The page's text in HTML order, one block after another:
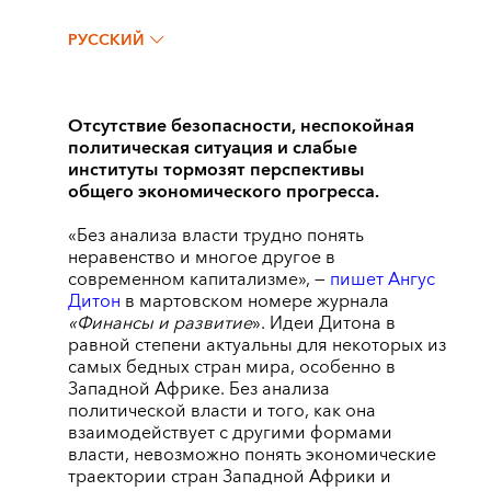
РУССКИЙ
Отсутствие безопасности, неспокойная
политическая ситуация и слабые
институты тормозят перспективы
общего экономического прогресса.
«Без анализа власти трудно понять
неравенство и многое другое в
современном капитализме», —пишет Ангус
Дитон в мартовском номере журнала
«Финансы и развитие». Идеи Дитона в
равной степени актуальны для некоторых из
самых бедных стран мира, особенно в
Западной Африке. Без анализа
политической власти и того, как она
взаимодействует с другими формами
власти, невозможно понять экономические
траектории стран Западной Африки и